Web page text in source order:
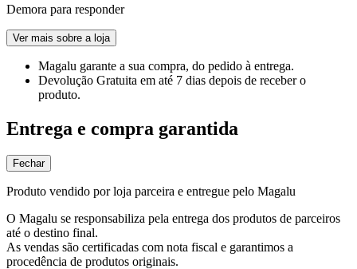
Demora para responder
Ver mais sobre a loja
Magalu garante a sua compra, do pedido à entrega.
Devolução Gratuita em até 7 dias depois de receber o
produto.
Entrega e compra garantida
Fechar
Produto vendido por loja parceira e entregue pelo Magalu
O Magalu se responsabiliza pela entrega dos produtos de parceiros
até o destino final.
As vendas são certificadas com nota fiscal e garantimos a
procedência de produtos originais.